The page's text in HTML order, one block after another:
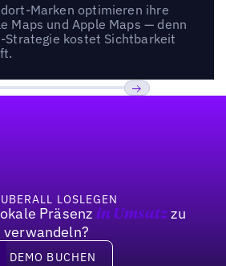
Marken optimieren ihre
Maps und Apple Maps — denn
Strategie kostet Sichtbarkeit
LOSLEGEN
Präsenz in Umsatzzu
verwandeln?
DEMO BUCHEN